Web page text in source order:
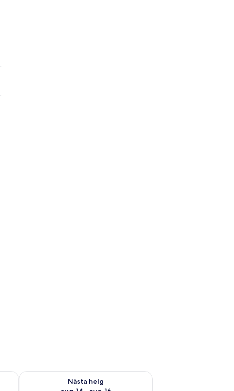
här helgen aug. 7 - aug. 9
Nästa helg
Kontrollera tillgängligheten för nästa helg aug. 14 - aug. 16